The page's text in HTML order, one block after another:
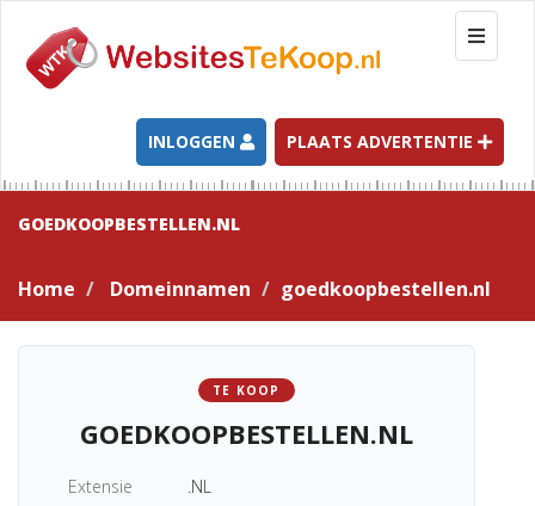
T
o
g
l
e
n
g
a
t
INLOGGEN PLAATS ADVERTENTIE
GOEDKOOPBESTELLEN.NL
Home Domeinnamen goedkoopbestellen.nl
TE KOOP
GOEDKOOPBESTELLEN.NL
Extensie
.NL